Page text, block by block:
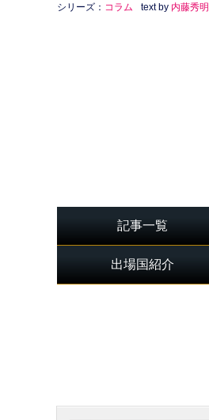
シリーズ： コラム text by 内藤秀明
記事一覧
出場国紹介